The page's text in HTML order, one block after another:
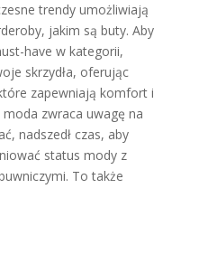
trendy umożliwiają
jakim są buty. Aby
have w kategorii,
skrzydła, oferując
zapewniają komfort i
zwraca uwagę na
nadszedł czas, aby
status mody z
To także